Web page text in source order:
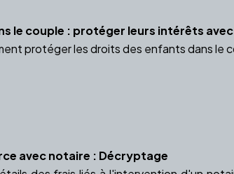
le couple : protéger leurs intérêts
protéger les droits des enfants dans le
avec notaire : Décryptage